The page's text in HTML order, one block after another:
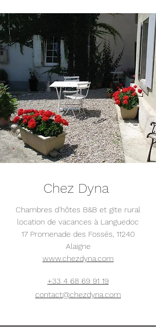
Chez Dyna
Chambres d'hôtes B&B et gite rural
location de vacances à Languedoc
17 Promenade des Fossés, 11240
Alaigne
www.chezdyna.com
+33 4 68 69 91 19
contact@chezdyna.com